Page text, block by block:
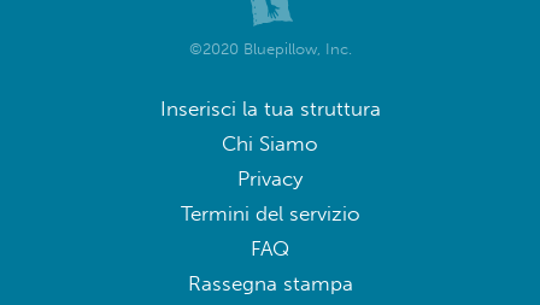
©2020 Bluepillow, Inc.
Inserisci la tua struttura
Chi Siamo
Privacy
Termini del servizio
FAQ
Rassegna stampa